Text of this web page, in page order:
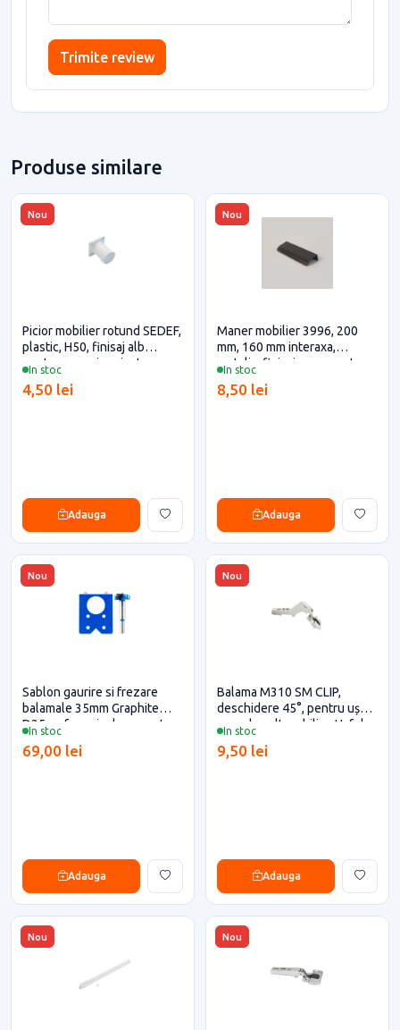
Trimite review
Produse similare
Nou
In stoc
Picior mobilier rotund SEDEF,
plastic, H50, finisaj alb
pentru casa si proiecte
4,50 lei
Adauga
Nou
In stoc
Maner mobilier 3996, 200
mm, 160 mm interaxa,
metalic, finisaj negru mat
eficiente
8,50 lei
Adauga
Nou
In stoc
Sablon gaurire si frezare
balamale 35mm Graphite
D35 cu freza inclusa pentru
69,00 lei
Adauga
Nou
In stoc
Balama M310 SM CLIP,
deschidere 45°, pentru ușa
corp de colt mobilier, Hafele
9,50 lei
Adauga
Nou Nou